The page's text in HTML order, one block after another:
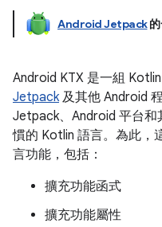
Android Jetpack的
Android KTX 是一組
Jetpack及其他 Android
Jetpack、Android 平台和
慣的 Kotlin 語言。為此，
言功能，包括：
擴充功能函式
擴充功能屬性